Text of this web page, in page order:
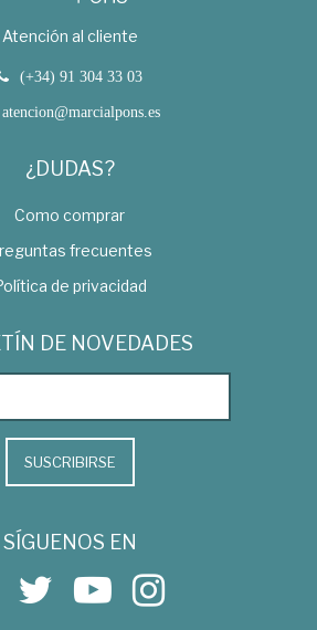
Atención al cliente
(+34) 91 304 33 03
atencion@marcialpons.es
¿DUDAS?
Como comprar
frecuentes
de privacidad
DE NOVEDADES
SUSCRIBIRSE
SÍGUENOS EN